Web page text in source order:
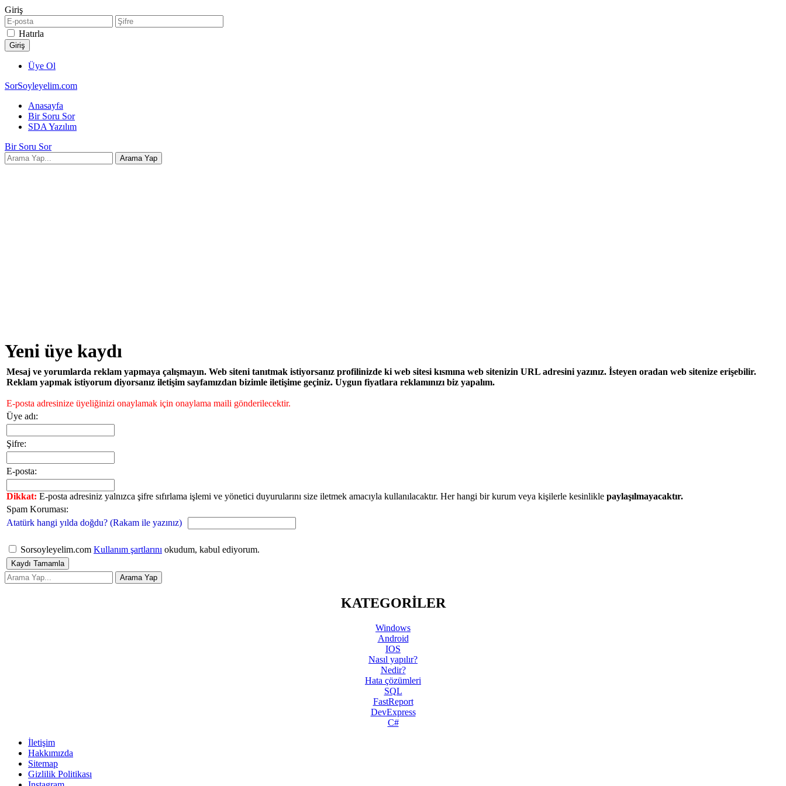
Giriş
Hatırla
Üye Ol
SorSoyleyelim.com
Anasayfa
Bir Soru Sor
SDA Yazılım
Bir Soru Sor
Yeni üye kaydı
Mesaj ve yorumlarda reklam yapmaya çalışmayın. Web siteni tanıtmak istiyorsanız profilinizde ki web sitesi kısmına web sitenizin URL adresini yazınız. İsteyen oradan web sitenize erişebilir.
Reklam yapmak istiyorum diyorsanız iletişim sayfamızdan bizimle iletişime geçiniz. Uygun fiyatlara reklamınızı biz yapalım.
E-posta adresinize üyeliğinizi onaylamak için onaylama maili gönderilecektir.
Üye adı:
Şifre:
E-posta:
Dikkat: E-posta adresiniz yalnızca şifre sıfırlama işlemi ve yönetici duyurularını size iletmek amacıyla kullanılacaktır. Her hangi bir kurum veya kişilerle kesinlikle paylaşılmayacaktır.
Spam Koruması:
Atatürk hangi yılda doğdu? (Rakam ile yazınız)
Sorsoyleyelim.com Kullanım şartlarını okudum, kabul ediyorum.
KATEGORİLER
Windows
Android
IOS
Nasıl yapılır?
Nedir?
Hata çözümleri
SQL
FastReport
DevExpress
C#
İletişim
Hakkımızda
Sitemap
Gizlilik Politikası